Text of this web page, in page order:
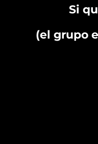
Si
(el grupo